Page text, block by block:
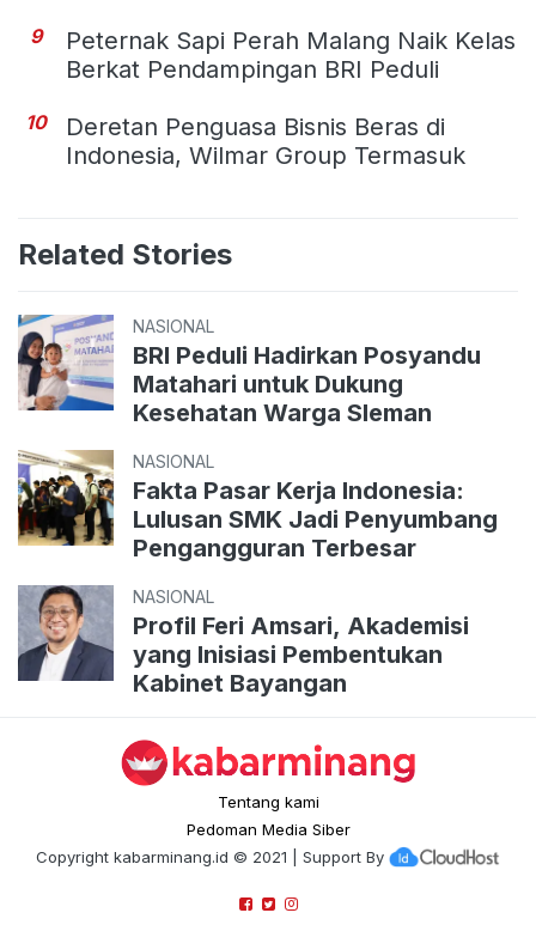
9
Peternak Sapi Perah Malang Naik Kelas
Berkat Pendampingan BRI Peduli
10
Deretan Penguasa Bisnis Beras di
Indonesia, Wilmar Group Termasuk
Related Stories
NASIONAL
BRI Peduli Hadirkan Posyandu
Matahari untuk Dukung
Kesehatan Warga Sleman
NASIONAL
Fakta Pasar Kerja Indonesia:
Lulusan SMK Jadi Penyumbang
Pengangguran Terbesar
NASIONAL
Profil Feri Amsari, Akademisi
yang Inisiasi Pembentukan
Kabinet Bayangan
Tentang kami
Pedoman Media Siber
Copyright kabarminang.id © 2021 | Support By